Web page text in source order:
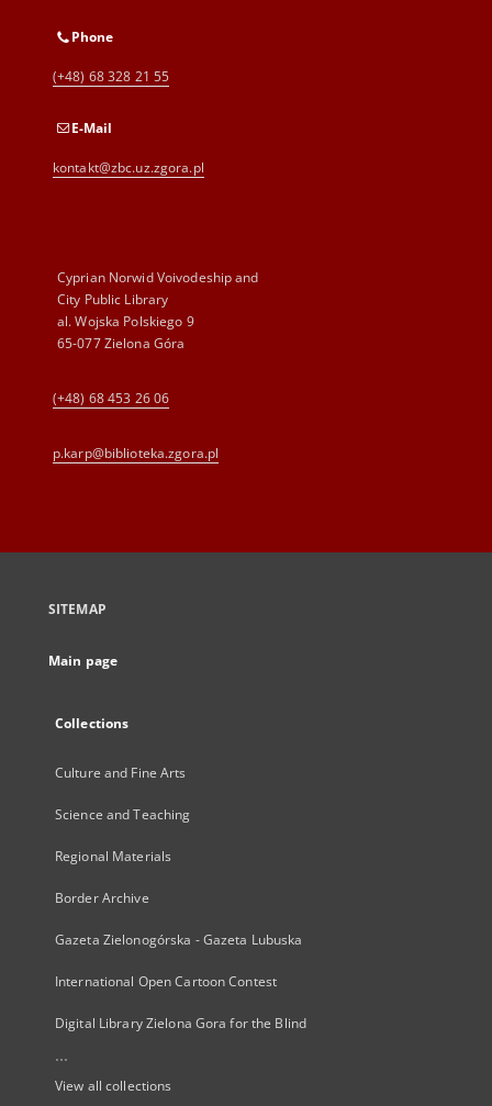
Phone
(+48) 68 328 21 55
E-Mail
kontakt@zbc.uz.zgora.pl
Cyprian Norwid Voivodeship and
City Public Library
al. Wojska Polskiego 9
65-077 Zielona Góra
(+48) 68 453 26 06
p.karp@biblioteka.zgora.pl
SITEMAP
Main page
Collections
Culture and Fine Arts
Science and Teaching
Regional Materials
Border Archive
Gazeta Zielonogórska - Gazeta Lubuska
International Open Cartoon Contest
Digital Library Zielona Gora for the Blind
...
View all collections